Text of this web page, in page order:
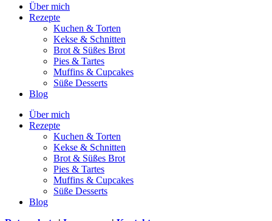
Über mich
Rezepte
Kuchen & Torten
Kekse & Schnitten
Brot & Süßes Brot
Pies & Tartes
Muffins & Cupcakes
Süße Desserts
Blog
Über mich
Rezepte
Kuchen & Torten
Kekse & Schnitten
Brot & Süßes Brot
Pies & Tartes
Muffins & Cupcakes
Süße Desserts
Blog